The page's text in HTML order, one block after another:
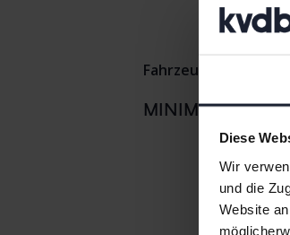
Diese
Wir
und die
Website
Fahrzeuge
MINIModelle